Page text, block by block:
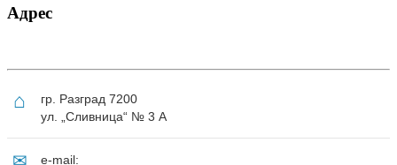
Адрес
⌂
гр. Разград 7200
ул. „Сливница“ № 3 А
✉
e-mail: